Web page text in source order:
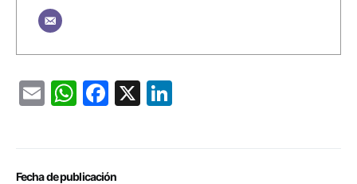
Fecha de publicación
EmailWhatsApp
Facebook
X